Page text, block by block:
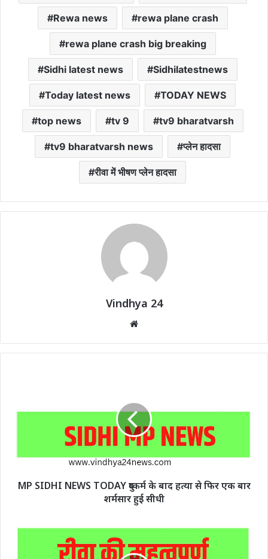
Rewa news rewa plane crash
rewa plane crash big breaking
Sidhi latest news Sidhilatestnews
Today latest news TODAY NEWS
top news tv 9 tv9 bharatvarsh
tv9 bharatvarsh news प्लेन हादसा
रीवा में भीषण प्लेन हादसा
Vindhya 24
MP SIDHI NEWS TODAY दुष्कर्म के बाद हत्या से फिर एक बार
शर्मसार हुई सीधी